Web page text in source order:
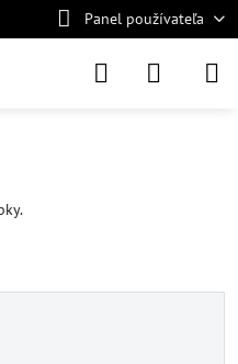
Panel používateľa